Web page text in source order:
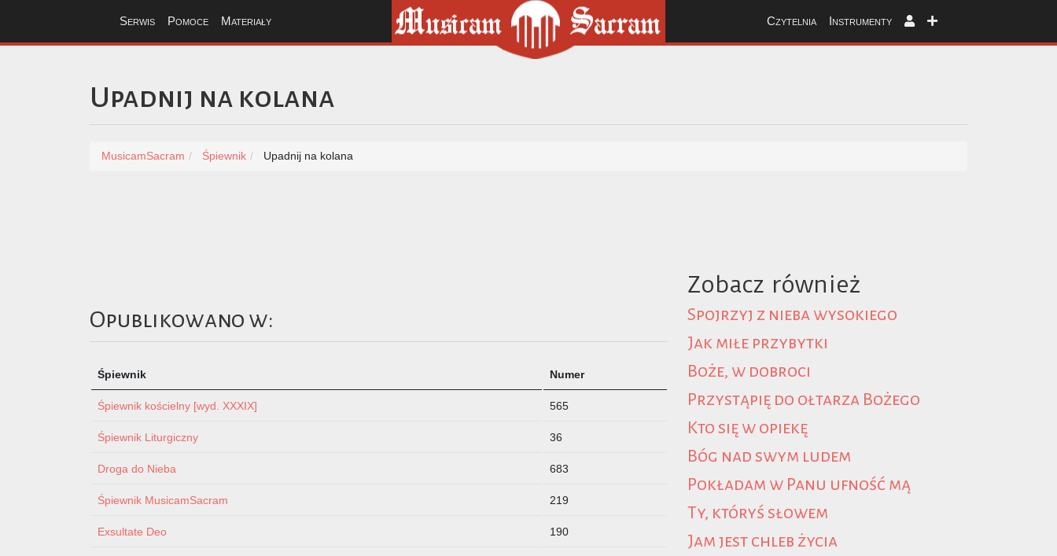
Serwis Pomoce Materiały Czytelnia Instrumenty
Upadnij na kolana
MusicamSacram Śpiewnik Upadnij na kolana
Opublikowano w:
Śpiewnik Numer
Śpiewnik kościelny [wyd. XXXIX] 565
Śpiewnik Liturgiczny 36
Droga do Nieba 683
Śpiewnik MusicamSacram 219
Exsultate Deo 190
Zobacz również
Spojrzyj z nieba wysokiego
Jak miłe przybytki
Boże, w dobroci
Przystąpię do ołtarza Bożego
Kto się w opiekę
Bóg nad swym ludem
Pokładam w Panu ufność mą
Ty, któryś słowem
Jam jest chleb życia